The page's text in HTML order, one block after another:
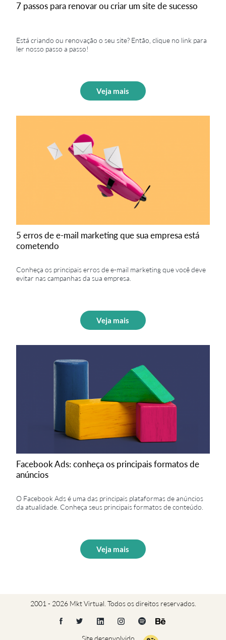
7 passos para renovar ou criar um site de sucesso
Está criando ou renovação o seu site? Então, clique no link para
ler nosso passo a passo!
Veja mais
5 erros de e-mail marketing que sua empresa está
cometendo
Conheça os principais erros de e-mail marketing que você deve
evitar nas campanhas da sua empresa.
Veja mais
Facebook Ads: conheça os principais formatos de
anúncios
O Facebook Ads é uma das principais plataformas de anúncios
da atualidade. Conheça seus principais formatos de conteúdo.
Veja mais
2001 - 2026 Mkt Virtual. Todos os direitos reservados.
Site desenvolvido